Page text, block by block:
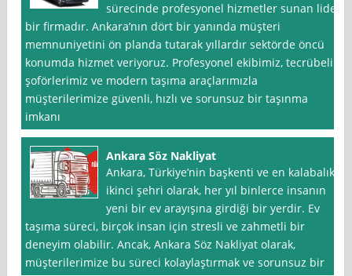
sürecinde profesyonel hizmetler sunan lider
bir firmadır. Ankara’nın dört bir yanında müşteri
memnuniyetini ön planda tutarak yıllardır sektörde öncü
konumda hizmet veriyoruz. Profesyonel ekibimiz, tecrübeli
şoförlerimiz ve modern taşıma araçlarımızla
müşterilerimize güvenli, hızlı ve sorunsuz bir taşınma
imkanı
Ankara Söz Nakliyat
Ankara, Türkiye’nin başkenti ve en kalabalık
ikinci şehri olarak, her yıl binlerce insanın
yeni bir ev arayışına girdiği bir yerdir. Ev
taşıma süreci, birçok insan için stresli ve zahmetli bir
deneyim olabilir. Ancak, Ankara Söz Nakliyat olarak,
müşterilerimize bu süreci kolaylaştırmak ve sorunsuz bir